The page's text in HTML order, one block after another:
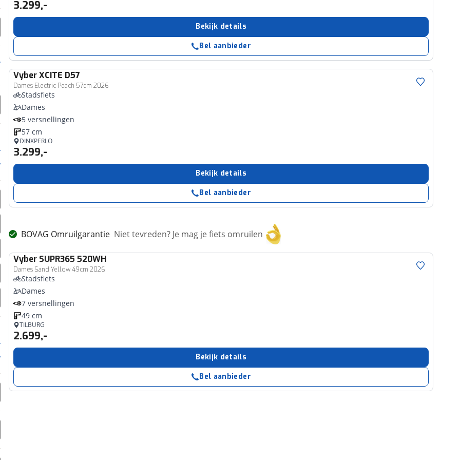
3.299,-
Bekijk details
Bel aanbieder
Vyber XCITE D57
Dames Electric Peach 57cm 2026
Stadsfiets
Dames
5 versnellingen
57 cm
DINXPERLO
3.299,-
Bekijk details
Bel aanbieder
BOVAG Omruilgarantie Niet tevreden? Je mag je fiets omruilen
Vyber SUPR365 520WH
Dames Sand Yellow 49cm 2026
Stadsfiets
Dames
7 versnellingen
49 cm
TILBURG
2.699,-
Bekijk details
Bel aanbieder